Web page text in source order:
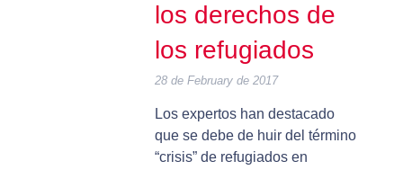
los derechos de
los refugiados
28 de February de 2017
Los expertos han destacado
que se debe de huir del término
“crisis” de refugiados en